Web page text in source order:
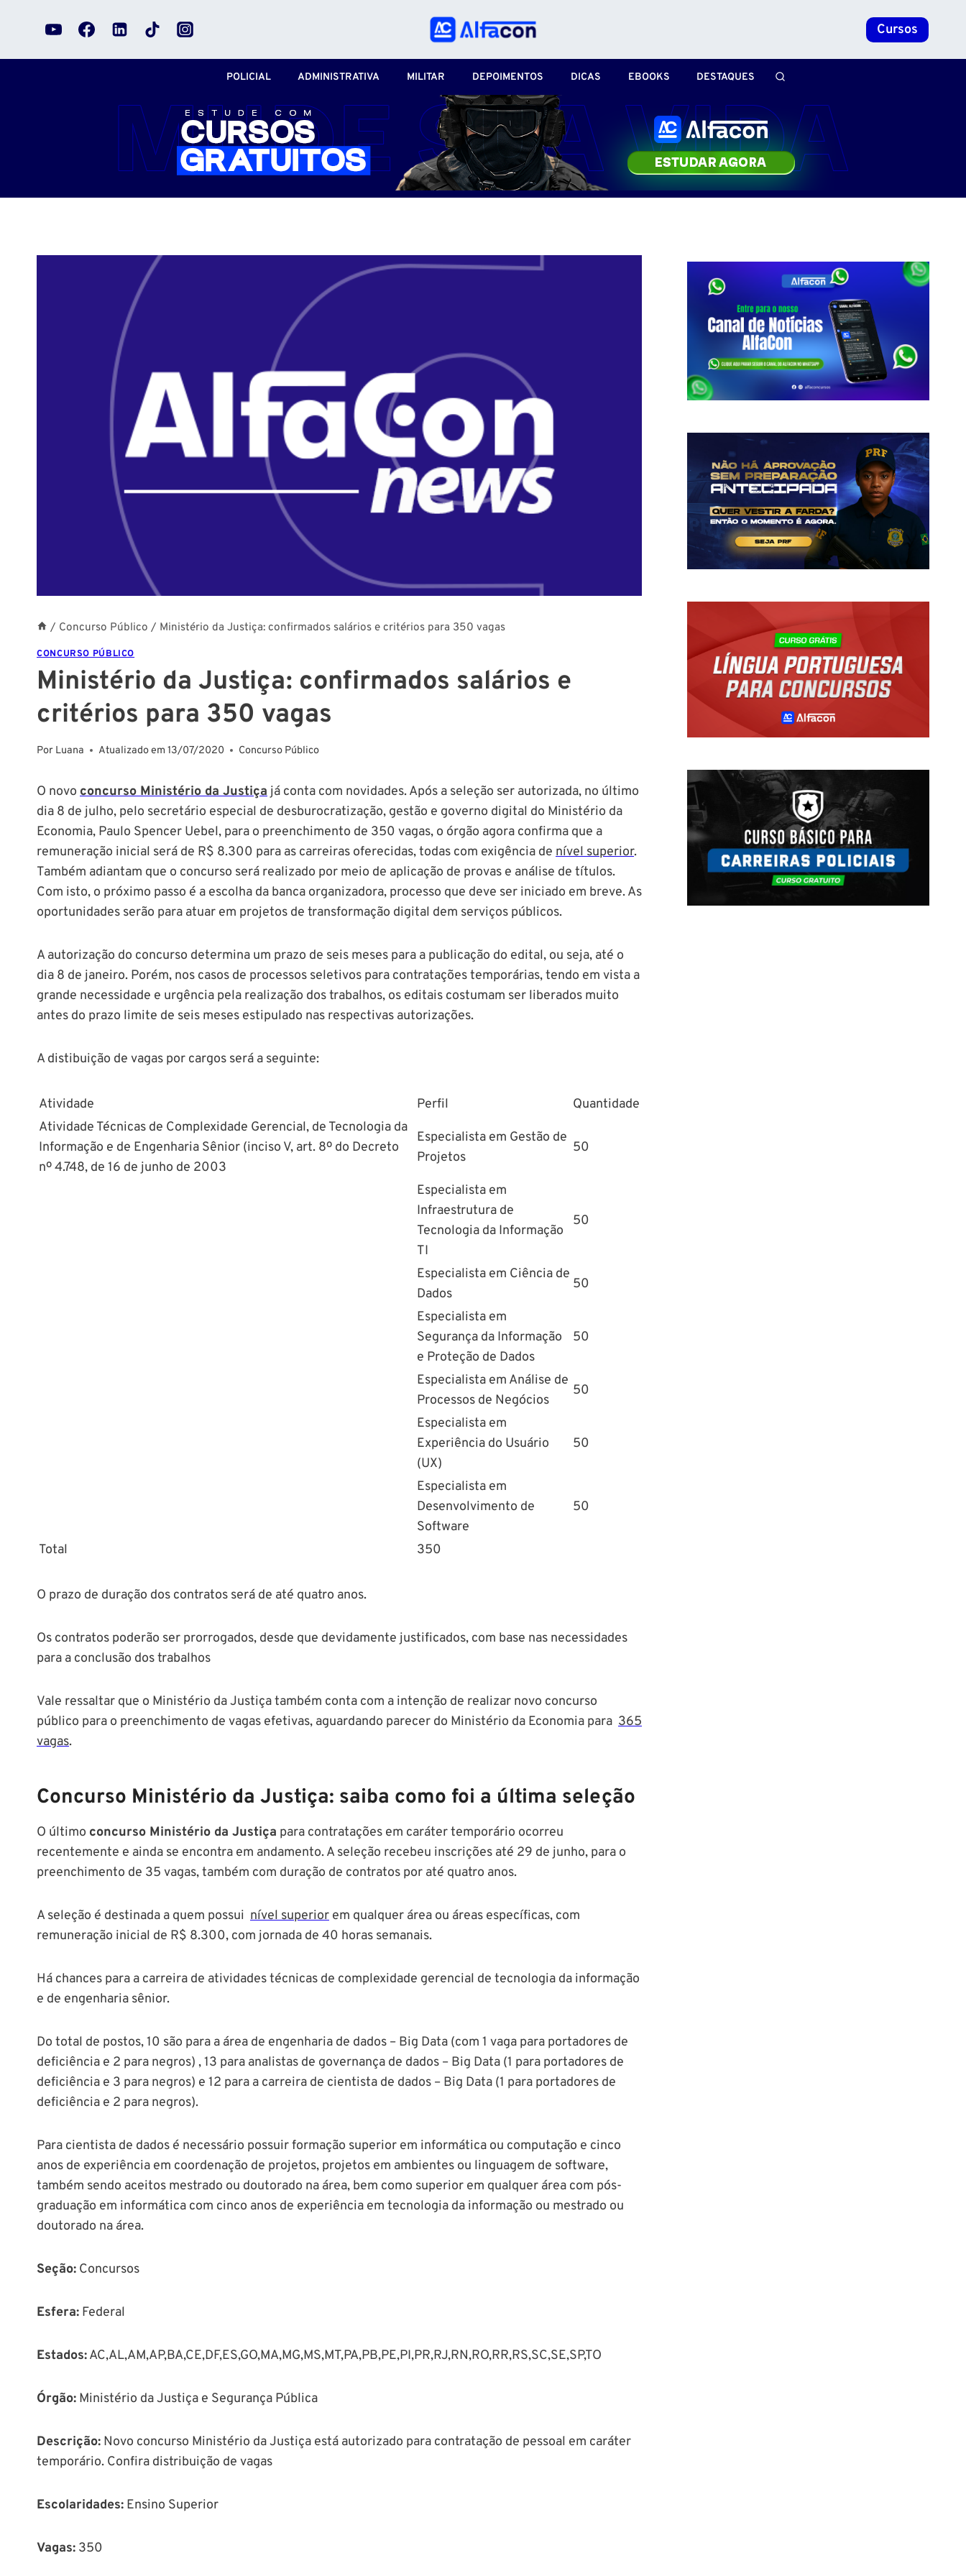
Cursos
POLICIAL ADMINISTRATIVA MILITAR DEPOIMENTOS DICAS EBOOKS DESTAQUES
/ Concurso Público / Ministério da Justiça: confirmados salários e critérios para 350 vagas
CONCURSO PÚBLICO
Ministério da Justiça: confirmados salários e
critérios para 350 vagas
Por Luana Atualizado em 13/07/2020 Concurso Público
O novo concurso Ministério da Justiça já conta com novidades. Após a seleção ser autorizada, no último
dia 8 de julho, pelo secretário especial de desburocratização, gestão e governo digital do Ministério da
Economia, Paulo Spencer Uebel, para o preenchimento de 350 vagas, o órgão agora confirma que a
remuneração inicial será de R$ 8.300 para as carreiras oferecidas, todas com exigência de nível superior.
Também adiantam que o concurso será realizado por meio de aplicação de provas e análise de títulos.
Com isto, o próximo passo é a escolha da banca organizadora, processo que deve ser iniciado em breve. As
oportunidades serão para atuar em projetos de transformação digital dem serviços públicos.
A autorização do concurso determina um prazo de seis meses para a publicação do edital, ou seja, até o
dia 8 de janeiro. Porém, nos casos de processos seletivos para contratações temporárias, tendo em vista a
grande necessidade e urgência pela realização dos trabalhos, os editais costumam ser liberados muito
antes do prazo limite de seis meses estipulado nas respectivas autorizações.
A distibuição de vagas por cargos será a seguinte:
Atividade Perfil
Quantidade
Atividade Técnicas de Complexidade Gerencial, de Tecnologia da
Informação e de Engenharia Sênior (inciso V, art. 8º do Decreto
nº 4.748, de 16 de junho de 2003
Especialista em Gestão de
Projetos
50
Especialista em
Infraestrutura de
Tecnologia da Informação
TI
50
Especialista em Ciência de
Dados
50
Especialista em
Segurança da Informação
e Proteção de Dados
50
Especialista em Análise de
Processos de Negócios
50
Especialista em
Experiência do Usuário
(UX)
50
Especialista em
Desenvolvimento de
Software
50
Total 350
O prazo de duração dos contratos será de até quatro anos.
Os contratos poderão ser prorrogados, desde que devidamente justificados, com base nas necessidades
para a conclusão dos trabalhos
Vale ressaltar que o Ministério da Justiça também conta com a intenção de realizar novo concurso
público para o preenchimento de vagas efetivas, aguardando parecer do Ministério da Economia para 365
vagas.
Concurso Ministério da Justiça: saiba como foi a última seleção
O último concurso Ministério da Justiça para contratações em caráter temporário ocorreu
recentemente e ainda se encontra em andamento. A seleção recebeu inscrições até 29 de junho, para o
preenchimento de 35 vagas, também com duração de contratos por até quatro anos.
A seleção é destinada a quem possui nível superior em qualquer área ou áreas específicas, com
remuneração inicial de R$ 8.300, com jornada de 40 horas semanais.
Há chances para a carreira de atividades técnicas de complexidade gerencial de tecnologia da informação
e de engenharia sênior.
Do total de postos, 10 são para a área de engenharia de dados – Big Data (com 1 vaga para portadores de
deficiência e 2 para negros) , 13 para analistas de governança de dados – Big Data (1 para portadores de
deficiência e 3 para negros) e 12 para a carreira de cientista de dados – Big Data (1 para portadores de
deficiência e 2 para negros).
Para cientista de dados é necessário possuir formação superior em informática ou computação e cinco
anos de experiência em coordenação de projetos, projetos em ambientes ou linguagem de software,
também sendo aceitos mestrado ou doutorado na área, bem como superior em qualquer área com pós-
graduação em informática com cinco anos de experiência em tecnologia da informação ou mestrado ou
doutorado na área.
Seção: Concursos
Esfera: Federal
Estados:AC,AL,AM,AP,BA,CE,DF,ES,GO,MA,MG,MS,MT,PA,PB,PE,PI,PR,RJ,RN,RO,RR,RS,SC,SE,SP,TO
Órgão: Ministério da Justiça e Segurança Pública
Descrição: Novo concurso Ministério da Justiça está autorizado para contratação de pessoal em caráter
temporário. Confira distribuição de vagas
Escolaridades: Ensino Superior
Vagas: 350